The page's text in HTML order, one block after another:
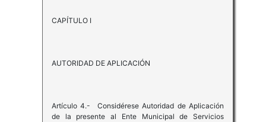
CAPÍTULO I
AUTORIDAD DE APLICACIÓN
Artículo 4.- Considérese Autoridad de Aplicación
de la presente al Ente Municipal de Servicios